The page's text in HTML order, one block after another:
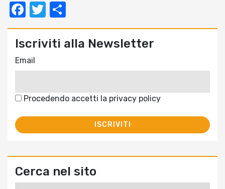
Facebook
Twitter
Iscriviti alla Newsletter
Email
Procedendo accetti la privacy policy
Cerca nel sito